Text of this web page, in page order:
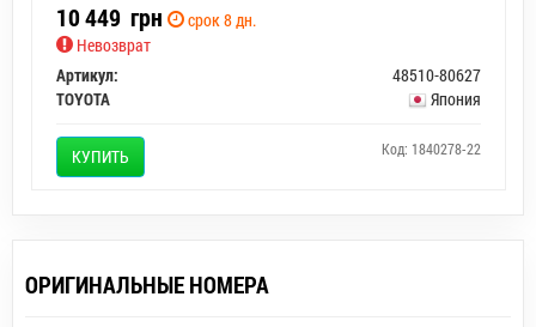
10 449 грн
срок 8 дн.
Невозврат
Артикул:
48510-80627
TOYOTA
Япония
КУПИТЬ Код: 1840278-22
ОРИГИНАЛЬНЫЕ НОМЕРА